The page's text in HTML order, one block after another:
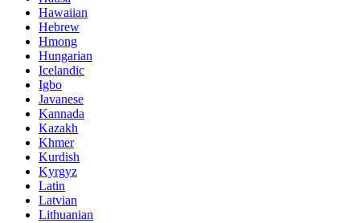
Hawaiian
Hebrew
Hmong
Hungarian
Icelandic
Igbo
Javanese
Kannada
Kazakh
Khmer
Kurdish
Kyrgyz
Latin
Latvian
Lithuanian